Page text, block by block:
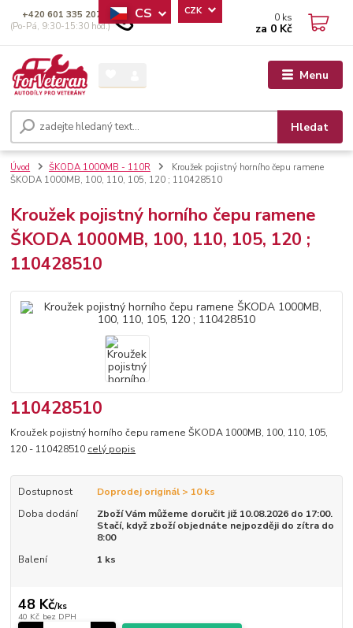
Menu
CS CZK
Hledat
+420 601 335 207
(Po-Pá, 9:30-15:30 hod.)
0 ks
za 0 Kč
Úvod ŠKODA 1000MB - 110R
Kroužek pojistný horního čepu ramene
ŠKODA 1000MB, 100, 110, 105, 120 ; 110428510
Kroužek pojistný horního čepu ramene
ŠKODA 1000MB, 100, 110, 105, 120 ;
110428510
110428510
Kroužek pojistný horního čepu ramene ŠKODA 1000MB, 100, 110, 105,
120 - 110428510 celý popis
Dostupnost
Doprodej originál > 10 ks
Doba dodání
Zboží Vám můžeme doručit již 10.08.2026 do 17:00.
Stačí, když zboží objednáte nejpozději do zítra do
8:00
Balení
1 ks
48 Kč/ks
40 Kč bez DPH